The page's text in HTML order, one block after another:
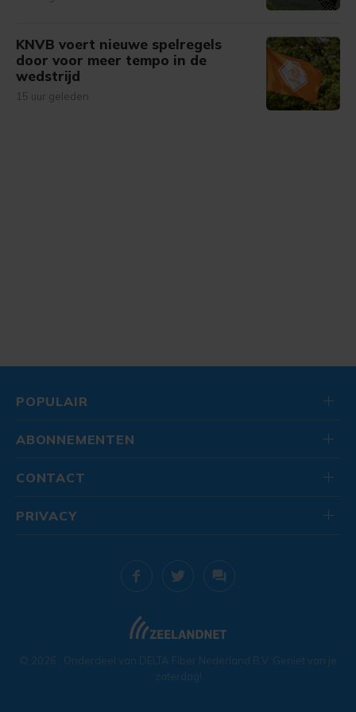
KNVB voert nieuwe spelregels
door voor meer tempo in de
wedstrijd
15 uur geleden
POPULAIR
ABONNEMENTEN
CONTACT
© 2026 . Onderdeel van DELTA Fiber Nederland B.V. Geniet van je
zaterdag!
PRIVACY